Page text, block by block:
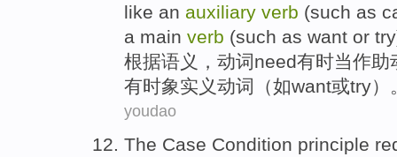
like an auxiliary verb (such as
a main verb (such as want or try
根据语义 ， 动词need有时当作助
有时象实义动词（如want或try）
youdao
The Case Condition principle